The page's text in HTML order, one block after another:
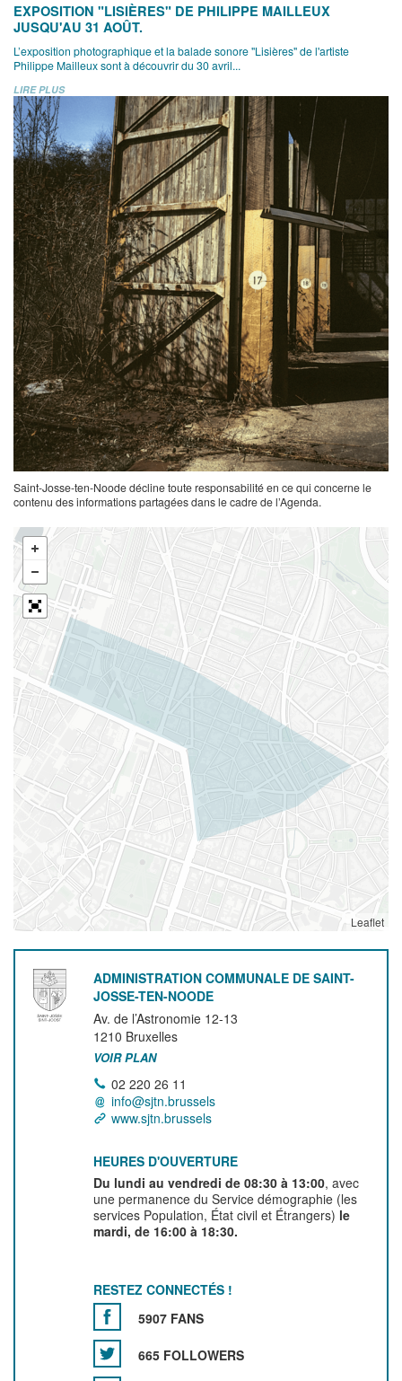
EXPOSITION "LISIÈRES" DE PHILIPPE MAILLEUX
JUSQU'AU 31 AOÛT.
L’exposition photographique et la balade sonore "Lisières" de l'artiste
Philippe Mailleux sont à découvrir du 30 avril...
LIRE PLUS
Saint-Josse-ten-Noode décline toute responsabilité en ce qui concerne le
contenu des informations partagées dans le cadre de l’Agenda.
Leaflet
ADMINISTRATION COMMUNALE DE SAINT-
JOSSE-TEN-NOODE
Av. de l’Astronomie 12-13
1210 Bruxelles
VOIR PLAN
02 220 26 11
info@sjtn.brussels
www.sjtn.brussels
HEURES D'OUVERTURE
Du lundi au vendredi de 08:30 à 13:00, avec
une permanence du Service démographie (les
services Population, État civil et Étrangers) le
mardi, de 16:00 à 18:30.
RESTEZ CONNECTÉS !
5907 FANS
665 FOLLOWERS